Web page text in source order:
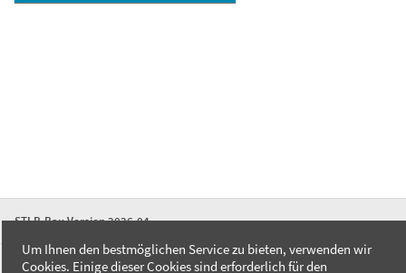
STLB-Bau Version 2026-04
FAQ
Um Ihnen den bestmöglichen Service zu bieten, verwenden wir
Cookies. Einige dieser Cookies sind erforderlich für den